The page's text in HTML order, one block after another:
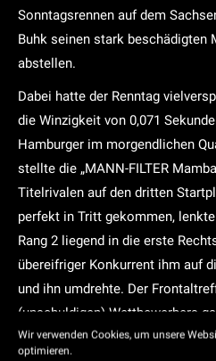
Wir verwenden Cookies, um unsere
optimieren.
Sonntagsrennen auf dem
Buhk seinen stark beschädigten
abstellen.
Dabei hatte der Renntag
die Winzigkeit von 0,071
Hamburger im morgendlichen
stellte die „MANN-FILTER
Titelrivalen auf den dritten
perfekt in Tritt gekommen,
Rang 2 liegend in die erste
übereifriger Konkurrent ihm auf
und ihn umdrehte. Der
(unschuldigen) Wettbewerbers
Buhk war komplett bedient: „Mit